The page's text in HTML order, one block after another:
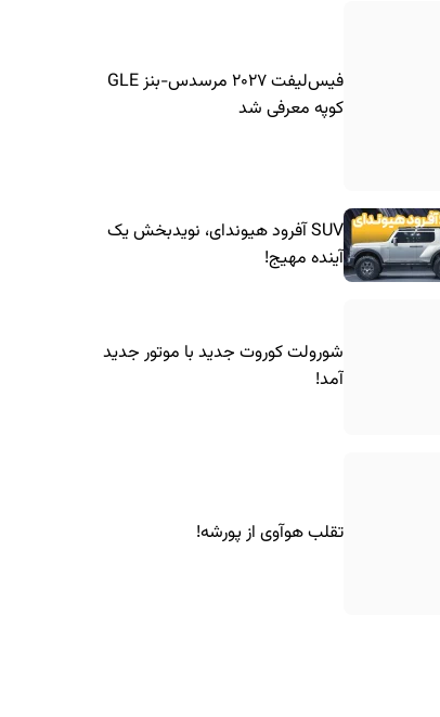
فیس‌لیفت ۲۰۲۷ مرسدس-بنز GLE
کوپه معرفی شد
SUV آفرود هیوندای، نویدبخش یک
آینده مهیج!
شورولت کوروت جدید با موتور جدید
آمد!
تقلب هوآوی از پورشه!